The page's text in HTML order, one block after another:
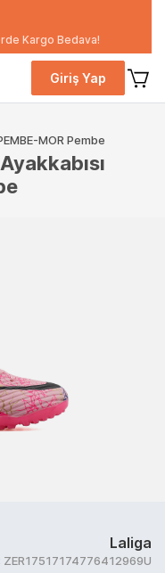
Kargo Bedava!
Giriş Yap
MOR Pembe
Laliga
ZER17517174776412969U